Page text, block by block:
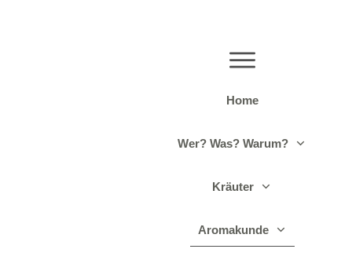
Home
Wer? Was? Warum?
Kräuter
Aromakunde